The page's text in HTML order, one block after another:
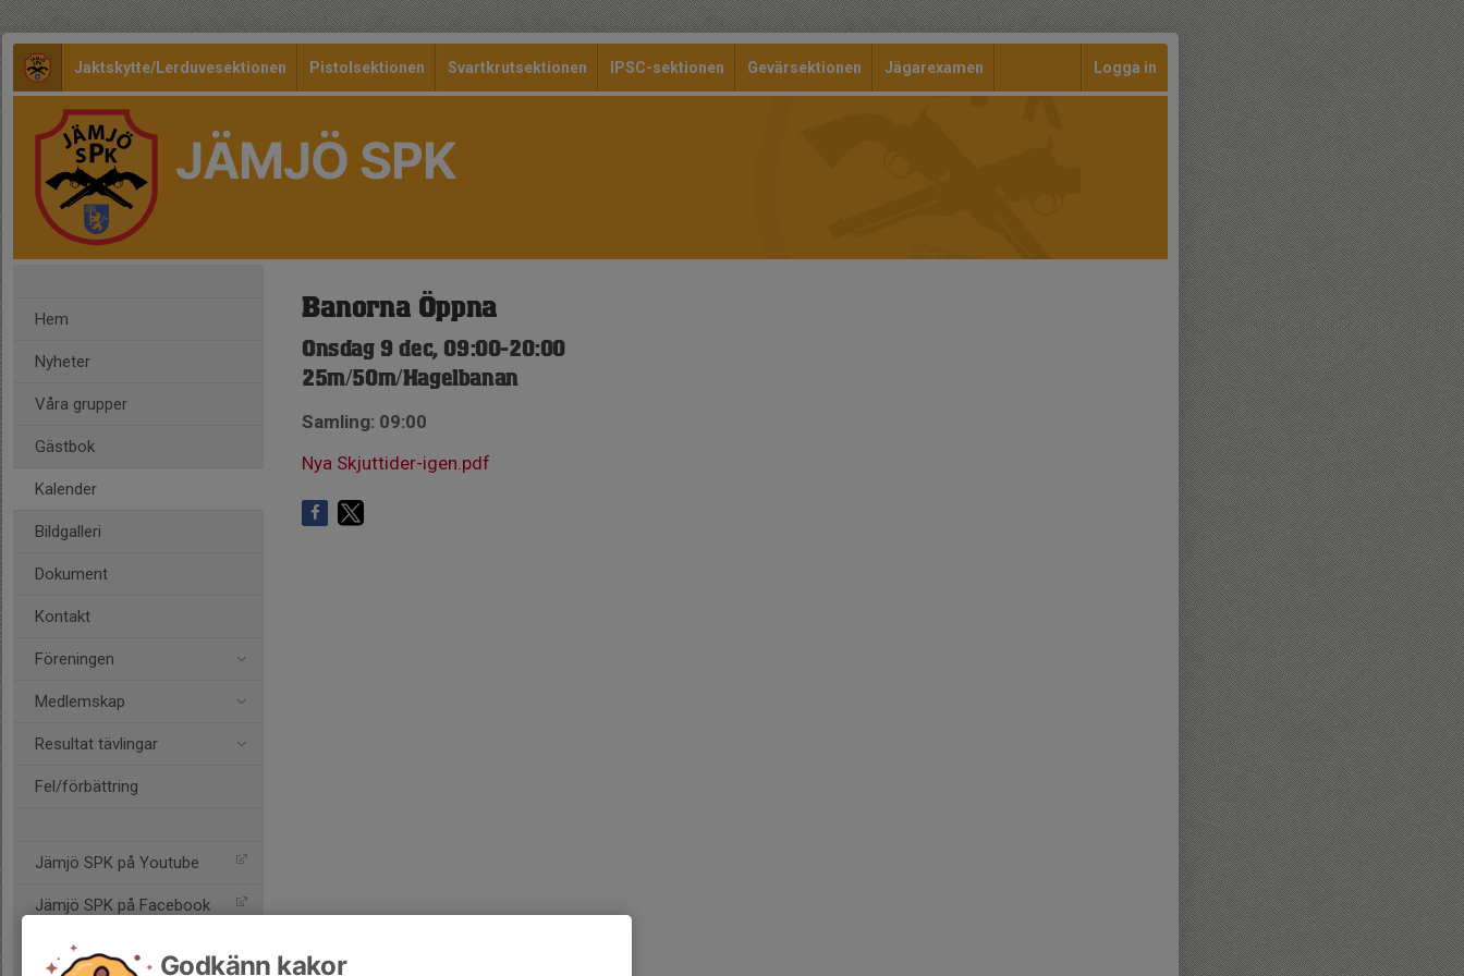
Jaktskytte/Lerduvesektionen Pistolsektionen Svartkrutsektionen IPSC-sektionen Gevärsektionen Jägarexamen Logga in
JÄMJÖ SPK
Hem
Nyheter
Våra grupper
Gästbok
Kalender
Bildgalleri
Dokument
Kontakt
Föreningen
Medlemskap
Resultat tävlingar
Fel/förbättring
Jämjö SPK på Youtube
Jämjö SPK på Facebook
Jämjö SPK på Instagram
Banorna Öppna
Onsdag 9 dec, 09:00-20:00
25m/50m/Hagelbanan
Samling: 09:00
Nya Skjuttider-igen.pdf
Godkänn kakor